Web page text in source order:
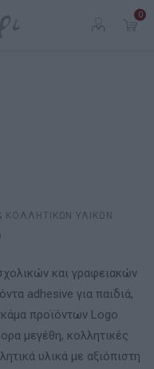
0
ΚΟΛΛΗΤΙΚΩΝ ΥΛΙΚΩΝ
και γραφειακών
adhesive για παιδιά,
προϊόντων Logo
μεγέθη, κολλητικές
υλικά με αξιόπιστη